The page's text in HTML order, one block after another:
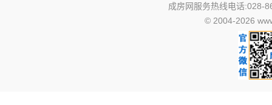
成房网服务热线电话:028-
© 2004-2026